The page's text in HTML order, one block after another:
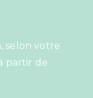
selon votre
partir de